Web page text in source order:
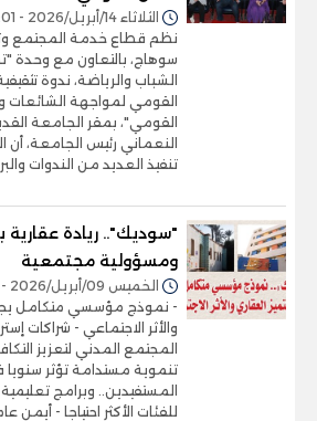
الثلاثاء 14/أبريل/2026 - 04:01 م
نظم قطاع خدمة المجتمع
سوهاج، بالتعاون مع وحدة
الشباب والرياضة، ندوة
القومي لمواجهة الشائعات
القومي"، بمقر الجامعة
النعماني رئيس الجامعة،
تنفيذ العديد من الندوات
"سوديك".. ريادة عقارية
ومسؤولية مجتمعية
الخميس 09/أبريل/2026 - 01:43 م
- نموذج مؤسسي متكامل
والأثر الاجتماعي - شراكات
المجتمع المدني لتعزيز
تنموية مستدامة تؤثر سنويا
المستفيدين.. وبرامج
للفئات الأكثر احتياجا - أيمن